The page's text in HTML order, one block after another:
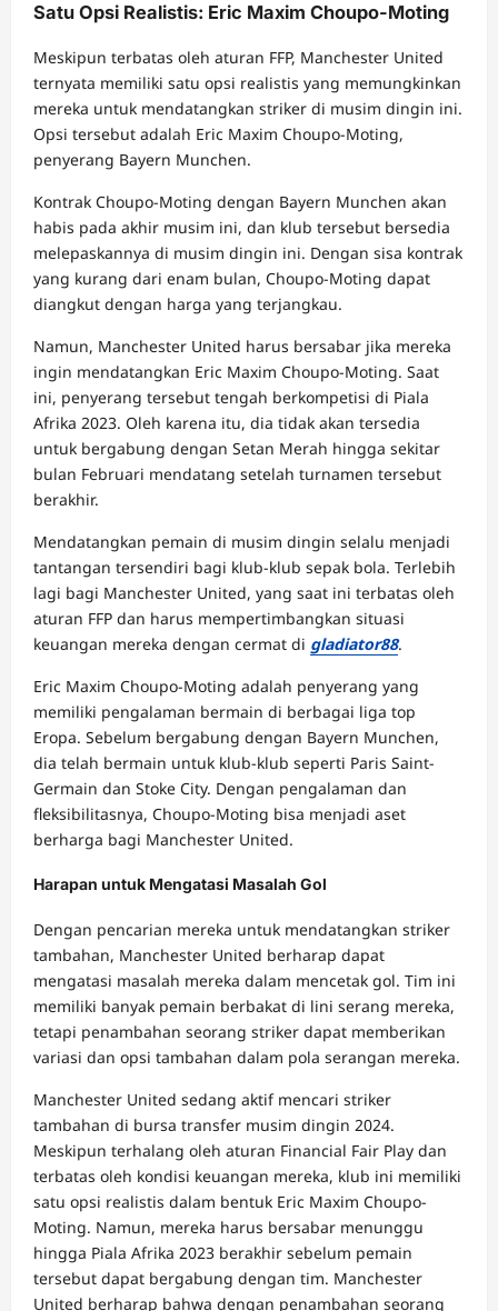
Satu Opsi Realistis: Eric Maxim Choupo-Moting
Meskipun terbatas oleh aturan FFP, Manchester United
ternyata memiliki satu opsi realistis yang memungkinkan
mereka untuk mendatangkan striker di musim dingin ini.
Opsi tersebut adalah Eric Maxim Choupo-Moting,
penyerang Bayern Munchen.
Kontrak Choupo-Moting dengan Bayern Munchen akan
habis pada akhir musim ini, dan klub tersebut bersedia
melepaskannya di musim dingin ini. Dengan sisa kontrak
yang kurang dari enam bulan, Choupo-Moting dapat
diangkut dengan harga yang terjangkau.
Namun, Manchester United harus bersabar jika mereka
ingin mendatangkan Eric Maxim Choupo-Moting. Saat
ini, penyerang tersebut tengah berkompetisi di Piala
Afrika 2023. Oleh karena itu, dia tidak akan tersedia
untuk bergabung dengan Setan Merah hingga sekitar
bulan Februari mendatang setelah turnamen tersebut
berakhir.
Mendatangkan pemain di musim dingin selalu menjadi
tantangan tersendiri bagi klub-klub sepak bola. Terlebih
lagi bagi Manchester United, yang saat ini terbatas oleh
aturan FFP dan harus mempertimbangkan situasi
keuangan mereka dengan cermat di gladiator88.
Eric Maxim Choupo-Moting adalah penyerang yang
memiliki pengalaman bermain di berbagai liga top
Eropa. Sebelum bergabung dengan Bayern Munchen,
dia telah bermain untuk klub-klub seperti Paris Saint-
Germain dan Stoke City. Dengan pengalaman dan
fleksibilitasnya, Choupo-Moting bisa menjadi aset
berharga bagi Manchester United.
Harapan untuk Mengatasi Masalah Gol
Dengan pencarian mereka untuk mendatangkan striker
tambahan, Manchester United berharap dapat
mengatasi masalah mereka dalam mencetak gol. Tim ini
memiliki banyak pemain berbakat di lini serang mereka,
tetapi penambahan seorang striker dapat memberikan
variasi dan opsi tambahan dalam pola serangan mereka.
Manchester United sedang aktif mencari striker
tambahan di bursa transfer musim dingin 2024.
Meskipun terhalang oleh aturan Financial Fair Play dan
terbatas oleh kondisi keuangan mereka, klub ini memiliki
satu opsi realistis dalam bentuk Eric Maxim Choupo-
Moting. Namun, mereka harus bersabar menunggu
hingga Piala Afrika 2023 berakhir sebelum pemain
tersebut dapat bergabung dengan tim. Manchester
United berharap bahwa dengan penambahan seorang